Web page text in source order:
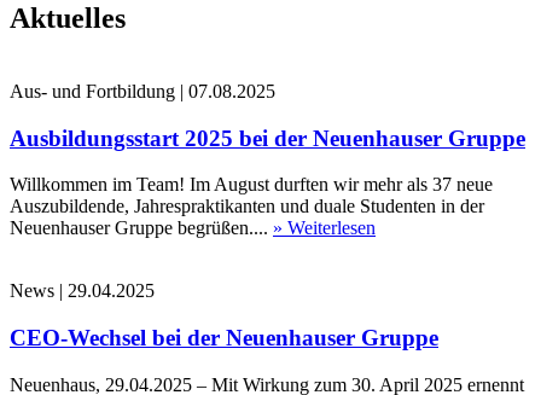
Aktuelles
Aus- und Fortbildung | 07.08.2025
Ausbildungsstart 2025 bei der Neuenhauser Gruppe
Willkommen im Team! Im August durften wir mehr als 37 neue
Auszubildende, Jahrespraktikanten und duale Studenten in der
Neuenhauser Gruppe begrüßen.... » Weiterlesen
News | 29.04.2025
CEO-Wechsel bei der Neuenhauser Gruppe
Neuenhaus, 29.04.2025 – Mit Wirkung zum 30. April 2025 ernennt